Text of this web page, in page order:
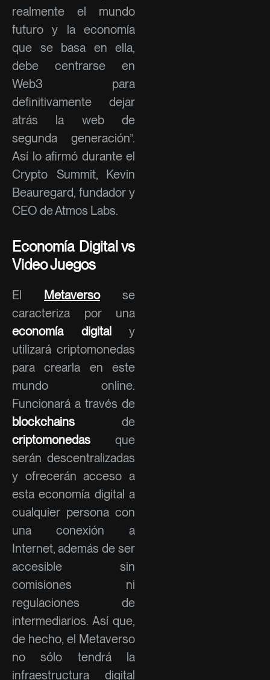
realmente el mundo
futuro y la economía
que se basa en ella,
debe centrarse en
Web3 para
definitivamente dejar
atrás la web de
segunda generación”.
Así lo afirmó durante el
Crypto Summit, Kevin
Beauregard, fundador y
CEO de Atmos Labs.
Economía Digital vs
Video Juegos
El Metaversose
caracteriza por una
economía digitaly
utilizará criptomonedas
para crearla en este
mundo online.
Funcionará a través de
blockchains de
criptomonedas que
serán descentralizadas
y ofrecerán acceso a
esta economía digital a
cualquier persona con
una conexión a
Internet, además de ser
accesible sin
comisiones ni
regulaciones de
intermediarios. Así que,
de hecho, el Metaverso
no sólo tendrá la
infraestructura digital